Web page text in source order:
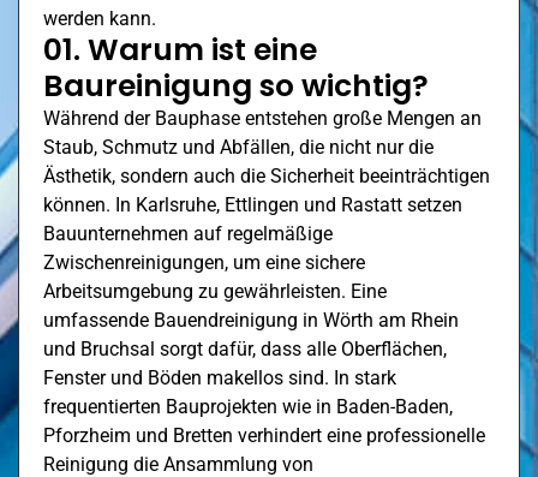
werden kann.
01. Warum ist eine
Baureinigung so wichtig?
Während der Bauphase entstehen große Mengen an
Staub, Schmutz und Abfällen, die nicht nur die
Ästhetik, sondern auch die Sicherheit beeinträchtigen
können. In Karlsruhe, Ettlingen und Rastatt setzen
Bauunternehmen auf regelmäßige
Zwischenreinigungen, um eine sichere
Arbeitsumgebung zu gewährleisten. Eine
umfassende Bauendreinigung in Wörth am Rhein
und Bruchsal sorgt dafür, dass alle Oberflächen,
Fenster und Böden makellos sind. In stark
frequentierten Bauprojekten wie in Baden-Baden,
Pforzheim und Bretten verhindert eine professionelle
Reinigung die Ansammlung von